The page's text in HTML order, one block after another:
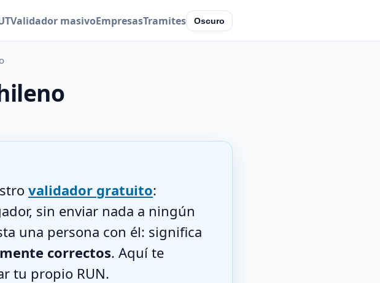
Validador masivoEmpresasTramites Oscuro
validador gratuito:
sin enviar nada a ningún
una persona con él: significa
correctos. Aquí te
tu propio RUN.